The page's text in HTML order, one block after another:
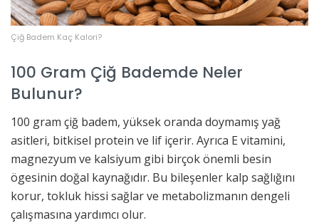
Çiğ Badem Kaç Kalori?
100 Gram Çiğ Bademde Neler
Bulunur?
100 gram çiğ badem, yüksek oranda doymamış yağ
asitleri, bitkisel protein ve lif içerir. Ayrıca E vitamini,
magnezyum ve kalsiyum gibi birçok önemli besin
ögesinin doğal kaynağıdır. Bu bileşenler kalp sağlığını
korur, tokluk hissi sağlar ve metabolizmanın dengeli
çalışmasına yardımcı olur.